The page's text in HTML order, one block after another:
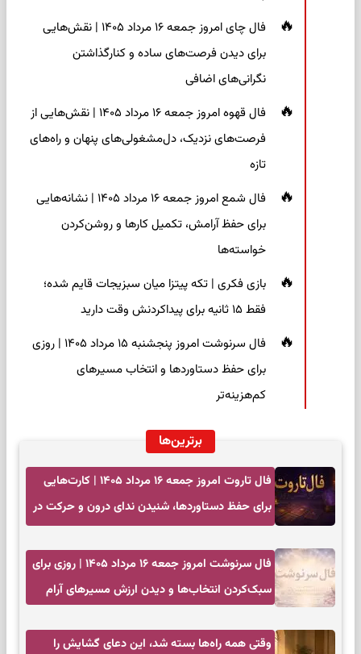
فال چای امروز جمعه ۱۶ مرداد ۱۴۰۵ | نقش‌هایی
برای دیدن فرصت‌های ساده و کنارگذاشتن
نگرانی‌های اضافی
فال قهوه امروز جمعه ۱۶ مرداد ۱۴۰۵ | نقش‌هایی از
فرصت‌های نزدیک، دل‌مشغولی‌های پنهان و راه‌های
تازه
فال شمع امروز جمعه ۱۶ مرداد ۱۴۰۵ | نشانه‌هایی
برای حفظ آرامش، تکمیل کارها و روشن‌کردن
خواسته‌ها
بازی فکری | تکه پیتزا میان سبزیجات قایم شده؛
فقط ۱۵ ثانیه برای پیداکردنش وقت دارید
فال سرنوشت امروز پنجشنبه ۱۵ مرداد ۱۴۰۵ | روزی
برای حفظ دستاوردها و انتخاب مسیرهای
کم‌هزینه‌تر
برترین‌ها
فال تاروت امروز جمعه ۱۶ مرداد ۱۴۰۵ | کارت‌هایی
برای حفظ دستاوردها، شنیدن ندای درون و حرکت در
فال سرنوشت امروز جمعه ۱۶ مرداد ۱۴۰۵ | روزی برای
سبک‌کردن انتخاب‌ها و دیدن ارزش مسیرهای آرام
وقتی همه راه‌ها بسته شد، این دعای گشایش را